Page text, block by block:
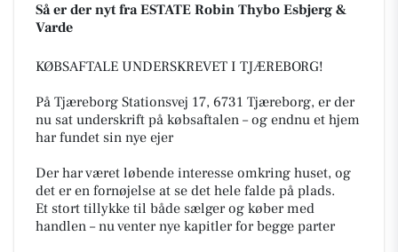
Så er der nyt fra ESTATE Robin Thybo Esbjerg &
Varde
KØBSAFTALE UNDERSKREVET I TJÆREBORG!
På Tjæreborg Stationsvej 17, 6731 Tjæreborg, er der
nu sat underskrift på købsaftalen – og endnu et hjem
har fundet sin nye ejer
Der har været løbende interesse omkring huset, og
det er en fornøjelse at se det hele falde på plads.
Et stort tillykke til både sælger og køber med
handlen – nu venter nye kapitler for begge parter